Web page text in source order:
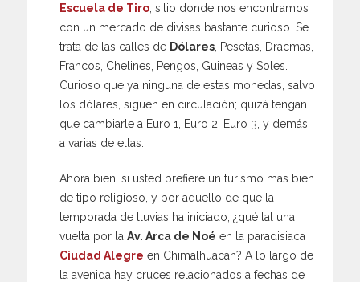
Escuela de Tiro , sitio donde nos encontramos
con un mercado de divisas bastante curioso. Se
trata de las calles de Dólares , Pesetas, Dracmas,
Francos, Chelines, Pengos, Guineas y Soles.
Curioso que ya ninguna de estas monedas, salvo
los dólares, siguen en circulación; quizá tengan
que cambiarle a Euro 1, Euro 2, Euro 3, y demás,
a varias de ellas.
Ahora bien, si usted prefiere un turismo mas bien
de tipo religioso, y por aquello de que la
temporada de lluvias ha iniciado, ¿qué tal una
vuelta por la Av. Arca de Noé en la paradisiaca
Ciudad Alegre en Chimalhuacán? A lo largo de
la avenida hay cruces relacionados a fechas de